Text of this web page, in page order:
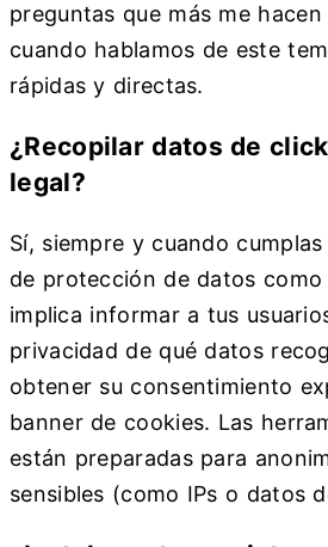
preguntas que más me
cuando hablamos de este
rápidas y directas.
¿Recopilar datos de
legal?
Sí, siempre y cuando
de protección de datos como
implica informar a tus
privacidad de qué datos
obtener su consentimiento
banner de cookies. Las
están preparadas para
sensibles (como IPs o datos